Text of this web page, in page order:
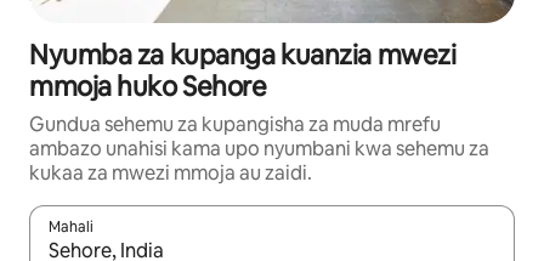
Nyumba za kupanga kuanzia mwezi
mmoja huko Sehore
Gundua sehemu za kupangisha za muda mrefu
ambazo unahisi kama upo nyumbani kwa sehemu za
kukaa za mwezi mmoja au zaidi.
Mahali
Wakati matokeo yanapatikana, vinjari kwa kutumia vitufe vya